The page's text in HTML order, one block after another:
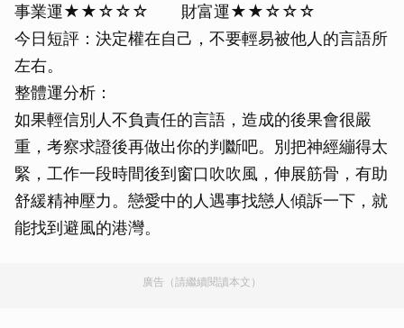
事業運★★☆☆☆ 財富運★★☆☆☆
今日短評：決定權在自己，不要輕易被他人的言語所
左右。
整體運分析：
如果輕信別人不負責任的言語，造成的後果會很嚴
重，考察求證後再做出你的判斷吧。別把神經繃得太
緊，工作一段時間後到窗口吹吹風，伸展筋骨，有助
舒緩精神壓力。戀愛中的人遇事找戀人傾訴一下，就
能找到避風的港灣。
廣告（請繼續閱讀本文）